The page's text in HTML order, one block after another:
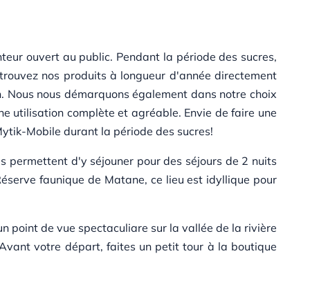
ouvert au public. Pendant la période des sucres,
nos produits à longueur d'année directement
nous démarquons également dans notre choix
utilisation complète et agréable. Envie de faire une
Mobile durant la période des sucres!
permettent d'y séjouner pour des séjours de 2 nuits
faunique de Matane, ce lieu est idyllique pour
point de vue spectaculiare sur la vallée de la rivière
votre départ, faites un petit tour à la boutique